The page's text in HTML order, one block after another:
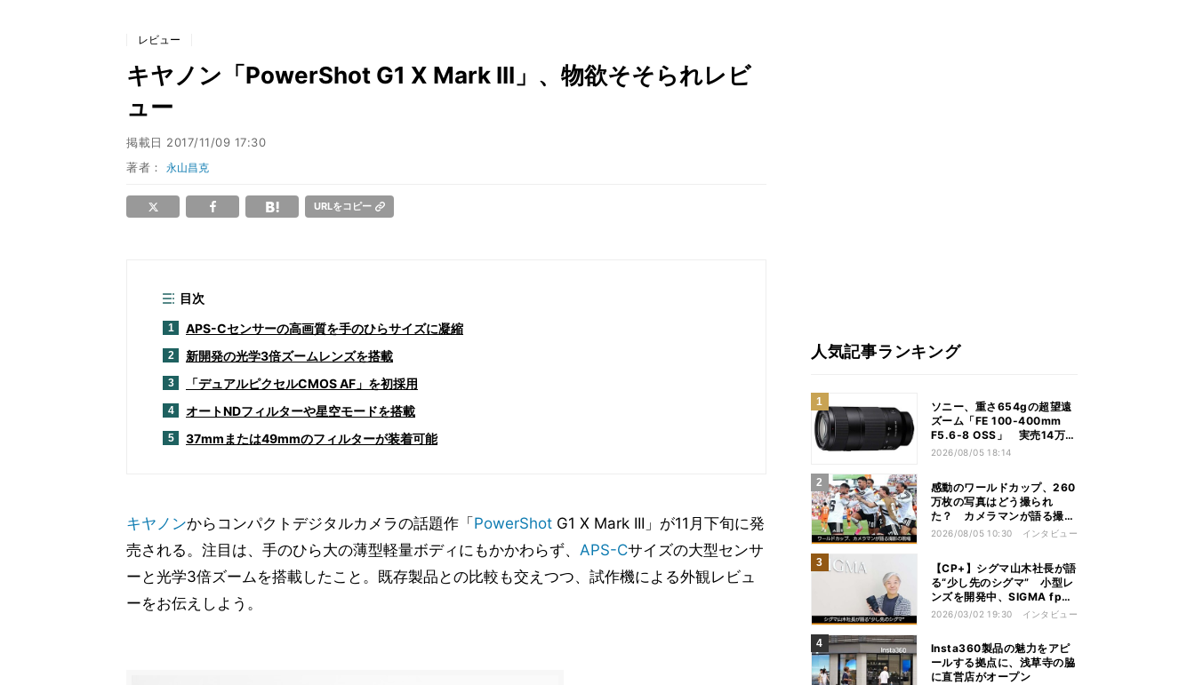
レビュー
キヤノン「PowerShot G1 X Mark III」、物欲そそられレビ
ュー
掲載日 2017/11/09 17:30
著者：永山昌克
URLをコピー
目次
1 APS-Cセンサーの高画質を手のひらサイズに凝縮
2 新開発の光学3倍ズームレンズを搭載
3 「デュアルピクセルCMOS AF」を初採用
4 オートNDフィルターや星空モードを搭載
5 37mmまたは49mmのフィルターが装着可能
キヤノンからコンパクトデジタルカメラの話題作「 PowerShot G1 X Mark III」が11月下旬に発
売される。注目は、手のひら大の薄型軽量ボディにもかかわらず、 APS-Cサイズの大型センサ
ーと光学3倍ズームを搭載したこと。既存製品との比較も交えつつ、試作機による外観レビュ
ーをお伝えしよう。
人気記事ランキング
ソニー、重さ654gの超望遠
ズーム「FE 100-400mm
F5.6-8 OSS」 実売14万円
前後
2026/08/05 18:14
感動のワールドカップ、260
万枚の写真はどう撮られ
た？ カメラマンが語る撮影
の現場
2026/08/05 10:30 インタビュー
【CP+】シグマ山木社長が語
る“少し先のシグマ” 小型レ
ンズを開発中、SIGMA fpは
継続、フルサイズFoveonは
2026/03/02 19:30 インタビュー
Insta360製品の魅力をアピ
ールする拠点に、浅草寺の脇
に直営店がオープン